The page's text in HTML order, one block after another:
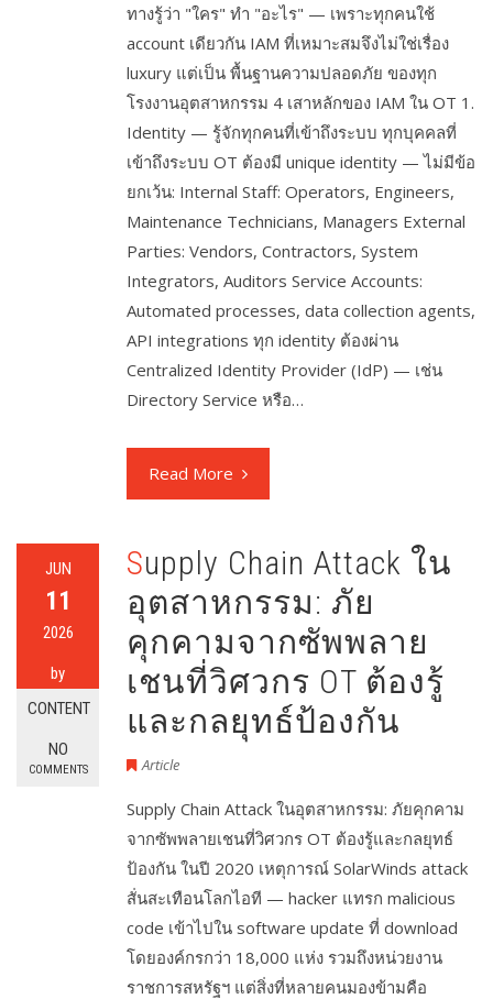
ทางรู้ว่า "ใคร" ทำ "อะไร" — เพราะทุกคนใช้
account เดียวกัน IAM ที่เหมาะสมจึงไม่ใช่เรื่อง
luxury แต่เป็น พื้นฐานความปลอดภัย ของทุก
โรงงานอุตสาหกรรม 4 เสาหลักของ IAM ใน OT 1.
Identity — รู้จักทุกคนที่เข้าถึงระบบ ทุกบุคคลที่
เข้าถึงระบบ OT ต้องมี unique identity — ไม่มีข้อ
ยกเว้น: Internal Staff: Operators, Engineers,
Maintenance Technicians, Managers External
Parties: Vendors, Contractors, System
Integrators, Auditors Service Accounts:
Automated processes, data collection agents,
API integrations ทุก identity ต้องผ่าน
Centralized Identity Provider (IdP) — เช่น
Directory Service หรือ…
Read More
JUN
11
2026
by
CONTENT
NO
COMMENTS
Supply Chain Attack ใน
อุตสาหกรรม: ภัย
คุกคามจากซัพพลาย
เชนที่วิศวกร OT ต้องรู้
และกลยุทธ์ป้องกัน
Article
Supply Chain Attack ในอุตสาหกรรม: ภัยคุกคาม
จากซัพพลายเชนที่วิศวกร OT ต้องรู้และกลยุทธ์
ป้องกัน ในปี 2020 เหตุการณ์ SolarWinds attack
สั่นสะเทือนโลกไอที — hacker แทรก malicious
code เข้าไปใน software update ที่ download
โดยองค์กรกว่า 18,000 แห่ง รวมถึงหน่วยงาน
ราชการสหรัฐฯ แต่สิ่งที่หลายคนมองข้ามคือ